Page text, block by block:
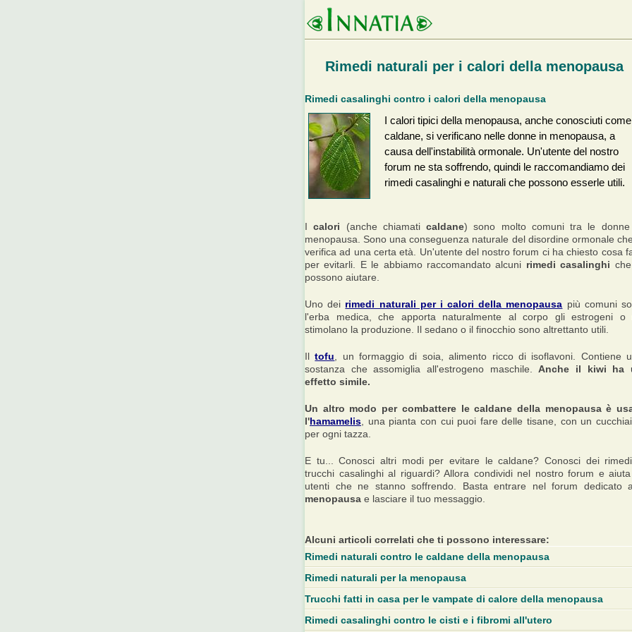
Rimedi naturali per i calori della menopausa
Rimedi casalinghi contro i calori della menopausa
I calori tipici della menopausa, anche conosciuti come
caldane, si verificano nelle donne in menopausa, a
causa dell'instabilità ormonale. Un'utente del nostro
forum ne sta soffrendo, quindi le raccomandiamo dei
rimedi casalinghi e naturali che possono esserle utili.
Icalori (anche chiamaticaldane) sono molto comuni tra le
menopausa. Sono una conseguenza naturale del disordine ormonale
verifica ad una certa età. Un'utente del nostro forum ci ha chiesto cosa
per evitarli. E le abbiamo raccomandato alcuni rimedi casalinghi
possono aiutare.
Uno dei rimedi naturali per i calori della menopausa più comuni
l'erba medica, che apporta naturalmente al corpo gli estrogeni o
stimolano la produzione. Il sedano o il finocchio sono altrettanto utili.
Iltofu , un formaggio di soia, alimento ricco di isoflavoni. Contiene
sostanza che assomiglia all'estrogeno maschile.Anche il kiwi ha
effetto simile.
Un altro modo per combattere le caldane della menopausa è
l'hamamelis , una pianta con cui puoi fare delle tisane, con un
per ogni tazza.
E tu... Conosci altri modi per evitare le caldane? Conosci dei
trucchi casalinghi al riguardi? Allora condividi nel nostro forum e
utenti che ne stanno soffrendo. Basta entrare nel forum dedicato
menopausa e lasciare il tuo messaggio.
Alcuni articoli correlati che ti possono interessare:
Rimedi naturali contro le caldane della menopausa
Rimedi naturali per la menopausa
Trucchi fatti in casa per le vampate di calore della menopausa
Rimedi casalinghi contro le cisti e i fibromi all'utero